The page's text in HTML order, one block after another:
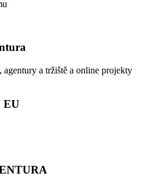
agentury a tržiště a online projekty
EU